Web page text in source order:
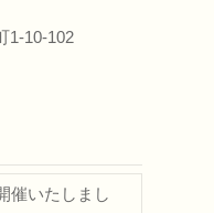
1-10-102
催いたしまし